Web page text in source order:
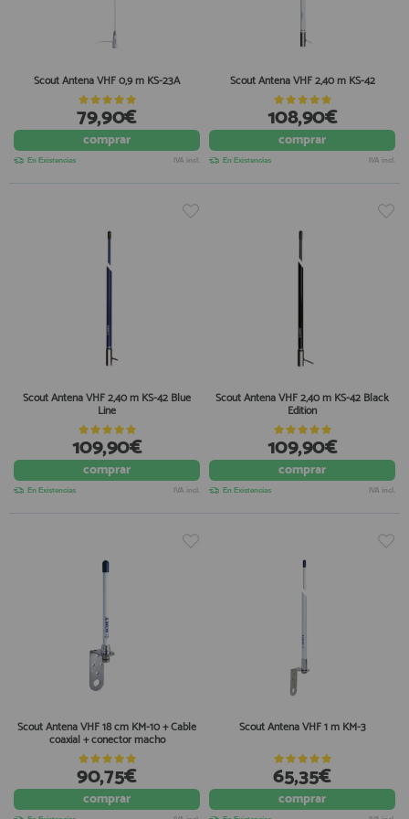
Scout Antena VHF 0,9 m KS-23A
79,90€
comprar
En Existencias IVA incl.
Scout Antena VHF 2,40 m KS-42
108,90€
comprar
En Existencias IVA incl.
Scout Antena VHF 2,40 m KS-42 Blue
Line
109,90€
comprar
En Existencias IVA incl.
Scout Antena VHF 2,40 m KS-42 Black
Edition
109,90€
comprar
En Existencias IVA incl.
Scout Antena VHF 18 cm KM-10 + Cable
coaxial + conector macho
90,75€
comprar
Scout Antena VHF 1 m KM-3
65,35€
comprar